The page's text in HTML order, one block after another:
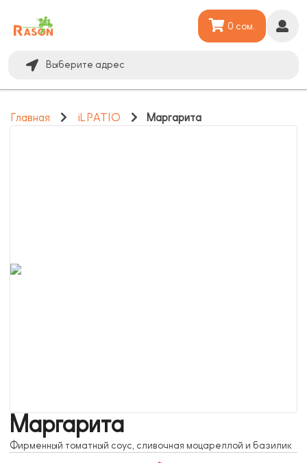
Выберите адрес
0 сом.
Главная iL PATIO Маргарита
Маргарита
Фирменный томатный соус, сливочная моцареллой и базилик